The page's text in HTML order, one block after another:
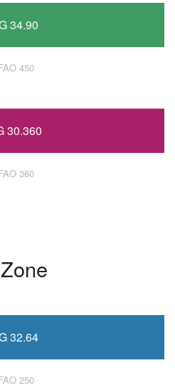
34.90
450
30.360
360
32.64
250